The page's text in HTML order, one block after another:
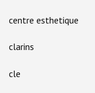
centre esthetique
clarins
cle